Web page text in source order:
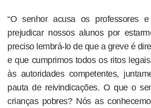
“O senhor acusa os professores
prejudicar nossos alunos por
preciso lembrá-lo de que a greve é
e que cumprimos todos os ritos
às autoridades competentes,
pauta de reivindicações. O que o
crianças pobres? Nós as